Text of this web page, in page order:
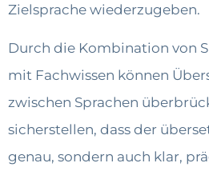
Zielsprache wiederzugeben.
Durch die Kombination von
mit Fachwissen können
zwischen Sprachen
sicherstellen, dass der
genau, sondern auch klar,